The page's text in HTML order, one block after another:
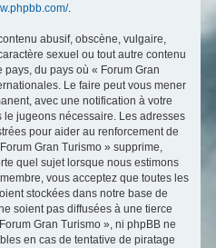
.
abusif, obscène, vulgaire,
sexuel ou tout autre contenu
du pays où « Forum Gran
Le faire peut vous mener
avec une notification à votre
le jugeons nécessaire. Les adresses
pour aider au renforcement de
Gran Turismo » supprime,
quel sujet lorsque nous estimons
vous acceptez que toutes les
stockées dans notre base de
soient pas diffusées à une tierce
Gran Turismo », ni phpBB ne
en cas de tentative de piratage